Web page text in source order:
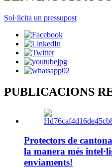
Sol·licita un pressupost
PUBLICACIONS
Protectors de
la manera més
enviaments!